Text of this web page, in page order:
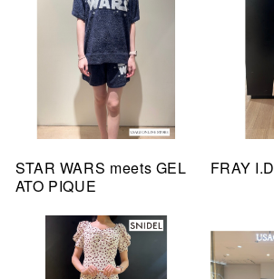
STAR WARS meets GEL
ATO PIQUE
FRAY I.D